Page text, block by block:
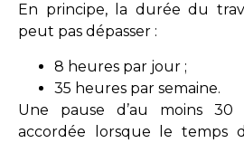
En principe, la durée du
peut pas dépasser :
8 heures par jour ;
35 heures par semaine.
Une pause d’au moins
accordée lorsque le temps